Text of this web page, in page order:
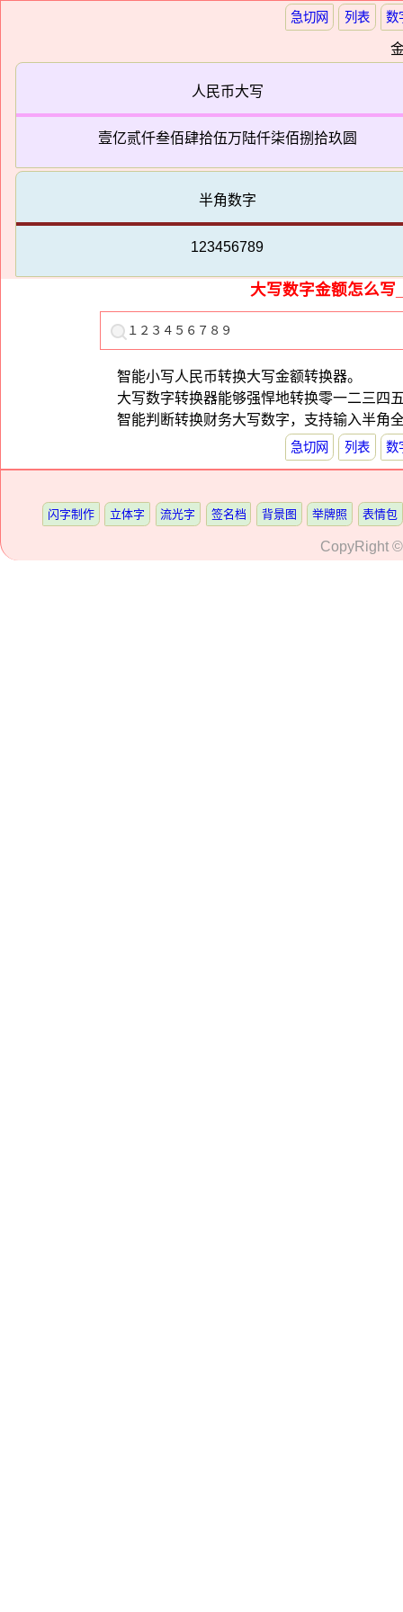
急切网 列表 数
人民币大写
壹亿贰仟叁佰肆拾伍万陆仟柒佰捌拾玖圆
半角数字
123456789
大写数字金额怎么写
智能小写人民币转换大写金额转换器。
大写数字转换器能够强悍地转换零一二三四
智能判断转换财务大写数字，支持输入半角
急切网 列表 数
闪字制作 立体字 流光字 签名档 背景图 举牌照 表情包
CopyRight